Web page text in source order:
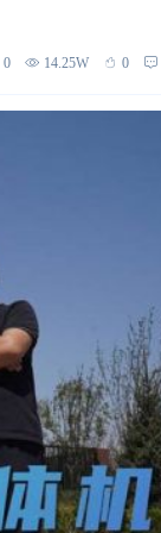
0 14.25W 0